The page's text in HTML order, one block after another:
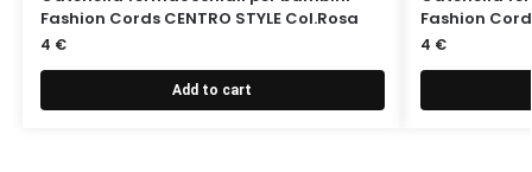
Fashion Cords CENTRO STYLE Col.Rosa
4 €
Add to cart
Fashion
4 €